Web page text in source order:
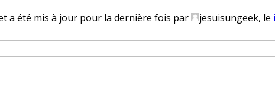
a été mis à jour pour la dernière fois par jesuisungeek, le